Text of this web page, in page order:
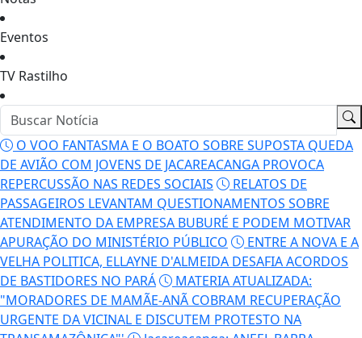
O VOO FANTASMA E O BOATO SOBRE SUPOSTA QUEDA
DE AVIÃO COM JOVENS DE JACAREACANGA PROVOCA
REPERCUSSÃO NAS REDES SOCIAIS
PASSAGEIROS LEVANTAM QUESTIONAMENTOS SOBRE
ATENDIMENTO DA EMPRESA BUBURÉ E PODEM MOTIVAR
APURAÇÃO DO MINISTÉRIO PÚBLICO
ENTRE A NOVA E A
VELHA POLITICA, ELLAYNE D'ALMEIDA DESAFIA ACORDOS
DE BASTIDORES NO PARÁ
MATERIA ATUALIZADA:
"MORADORES DE MAMÃE-ANÃ COBRAM RECUPERAÇÃO
URGENTE DA VICINAL E DISCUTEM PROTESTO NA
TRANSAMAZÔNICA"'
Jacareacanga: ANEEL BARRA
ADIAMENTO E EXIGE INÍCIO IMEDIATO DE OBRA
MILIONÁRIA DE ENERGIA EM JACAREACANGA
COM
AGENDA INTENSA, ELLAYNE D'ALMEIDA AMPLIA ESPAÇO NA